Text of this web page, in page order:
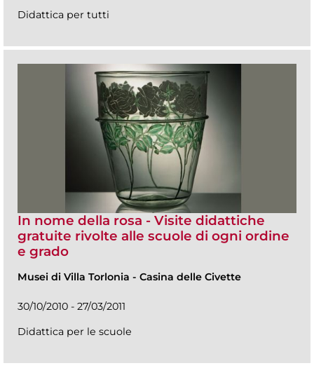
Didattica per tutti
In nome della rosa - Visite didattiche
gratuite rivolte alle scuole di ogni ordine
e grado
Musei di Villa Torlonia - Casina delle Civette
30/10/2010 - 27/03/2011
Didattica per le scuole